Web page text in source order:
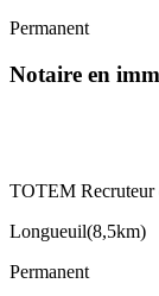
Permanent
Notaire en
TOTEM Recruteur
Longueuil(8,5km)
Permanent